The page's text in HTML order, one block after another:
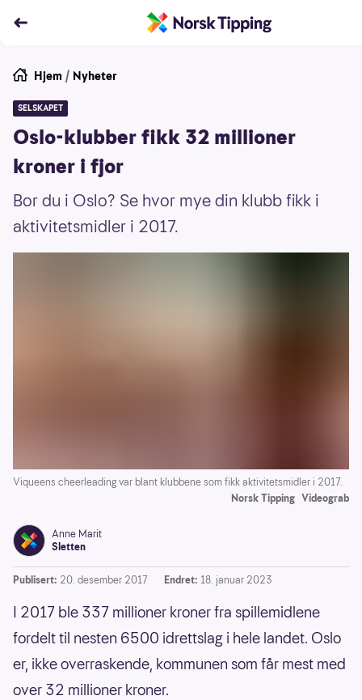
Hjem / Nyheter
SELSKAPET
Oslo-klubber fikk 32 millioner
kroner i fjor
Bor du i Oslo? Se hvor mye din klubb fikk i
aktivitetsmidler i 2017.
Viqueens cheerleading var blant klubbene som fikk aktivitetsmidler i 2017.
Norsk Tipping Videograb
Anne Marit
Sletten
Publisert: 20. desember 2017 Endret: 18. januar 2023
I 2017 ble 337 millioner kroner fra spillemidlene
fordelt til nesten 6500 idrettslag i hele landet. Oslo
er, ikke overraskende, kommunen som får mest med
over 32 millioner kroner.